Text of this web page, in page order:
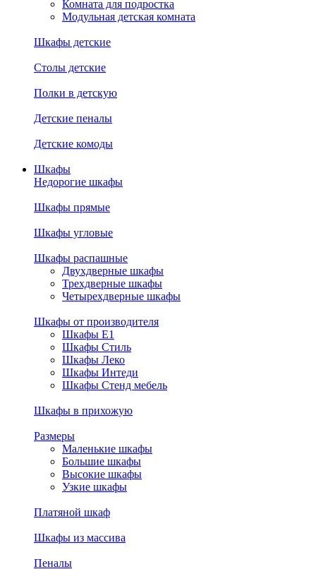
Комната для подростка
Модульная детская комната
Шкафы детские
Столы детские
Полки в детскую
Детские пеналы
Детские комоды
Шкафы
Недорогие шкафы
Шкафы прямые
Шкафы угловые
Шкафы распашные
Двухдверные шкафы
Трехдверные шкафы
Четырехдверные шкафы
Шкафы от производителя
Шкафы E1
Шкафы Стиль
Шкафы Леко
Шкафы Интеди
Шкафы Стенд мебель
Шкафы в прихожую
Размеры
Маленькие шкафы
Большие шкафы
Высокие шкафы
Узкие шкафы
Платяной шкаф
Шкафы из массива
Пеналы